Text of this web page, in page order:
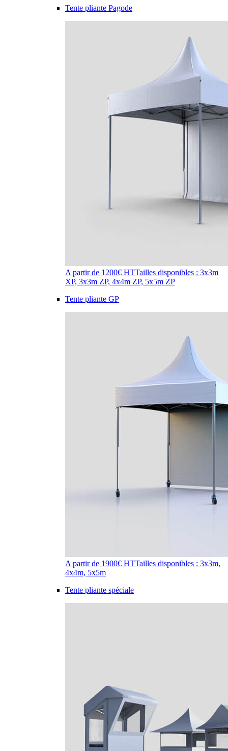
Tente pliante Pagode
A partir de 1200€ HTTailles disponibles : 3x3m
XP, 3x3m ZP, 4x4m ZP, 5x5m ZP
Tente pliante GP
A partir de 1900€ HTTailles disponibles : 3x3m,
4x4m, 5x5m
Tente pliante spéciale